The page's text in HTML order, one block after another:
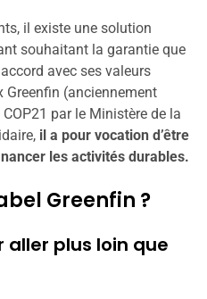
il existe une solution
souhaitant la garantie que
avec ses valeurs
Greenfin (anciennement
par le Ministère de la
il a pour vocation d’être
les activités durables.
Greenfin ?
aller plus loin que